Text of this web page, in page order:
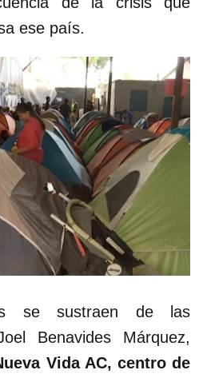
ese país.
se sustraen de las
Benavides Márquez,
Vida AC, centro de